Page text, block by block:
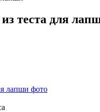
теста для